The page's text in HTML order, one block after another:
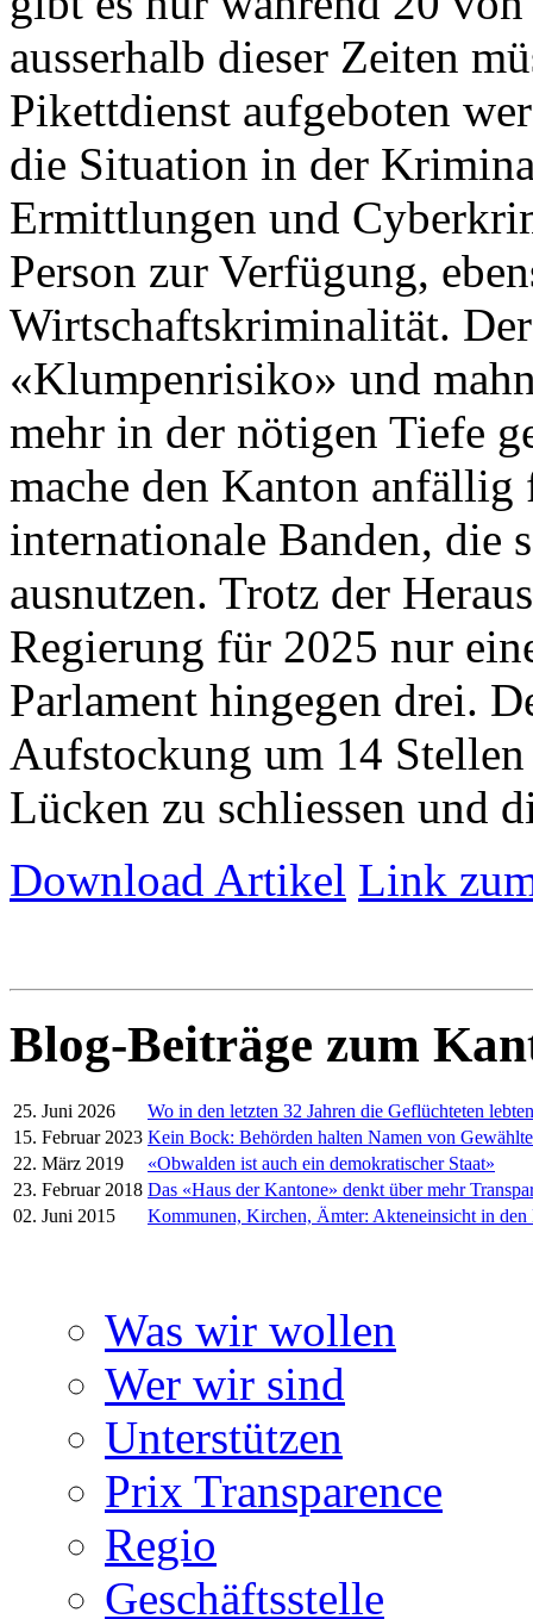
ausserhalb dieser Zeiten
Pikettdienst aufgeboten
die Situation in der
Ermittlungen und
Person zur Verfügung,
Wirtschaftskriminalität.
«Klumpenrisiko» und
mehr in der nötigen Tiefe
mache den Kanton
internationale Banden, die
ausnutzen. Trotz der
Regierung für 2025 nur
Parlament hingegen drei.
Aufstockung um 14
Lücken zu schliessen und
Download Artikel Link
Blog-Beiträge zum
25. Juni 2026
Wo in den letzten 32 Jahren die Geflüchteten lebten
15. Februar 2023 Kein Bock: Behörden halten Namen von
22. März 2019
«Obwalden ist auch ein demokratischer Staat»
23. Februar 2018 Das «Haus der Kantone» denkt über mehr
02. Juni 2015
Kommunen, Kirchen, Ämter: Akteneinsicht in den
Was wir wollen
Wer wir sind
Unterstützen
Prix Transparence
Regio
Geschäftsstelle